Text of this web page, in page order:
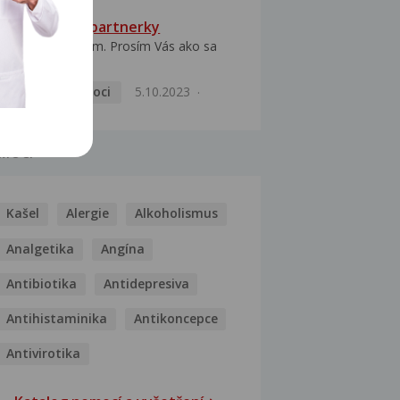
HPV typ 52 u partnerky
Dobrý deň prajem. Prosím Vás ako sa
Pohlavní nemoci
5.10.2023
Kašel Alergie Alkoholismus
Analgetika Angína
Antibiotika Antidepresiva
Antihistaminika Antikoncepce
Antivirotika